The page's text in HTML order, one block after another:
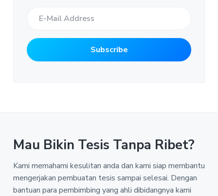
Mau Bikin Tesis Tanpa Ribet?
Kami memahami kesulitan anda dan kami siap membantu
mengerjakan pembuatan tesis sampai selesai. Dengan
bantuan para pembimbing yang ahli dibidangnya kami